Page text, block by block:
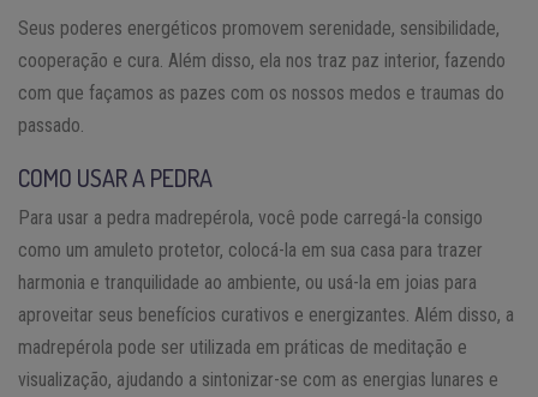
Seus poderes energéticos promovem serenidade, sensibilidade,
cooperação e cura. Além disso, ela nos traz paz interior, fazendo
com que façamos as pazes com os nossos medos e traumas do
passado.
COMO USAR A PEDRA
Para usar a pedra madrepérola, você pode carregá-la consigo
como um amuleto protetor, colocá-la em sua casa para trazer
harmonia e tranquilidade ao ambiente, ou usá-la em joias para
aproveitar seus benefícios curativos e energizantes. Além disso, a
madrepérola pode ser utilizada em práticas de meditação e
visualização, ajudando a sintonizar-se com as energias lunares e